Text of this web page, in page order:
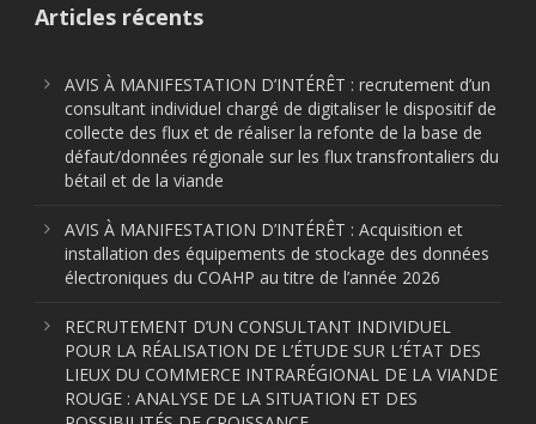
Articles récents
AVIS À MANIFESTATION D’INTÉRÊT : recrutement d’un
consultant individuel chargé de digitaliser le dispositif de
collecte des flux et de réaliser la refonte de la base de
défaut/données régionale sur les flux transfrontaliers du
bétail et de la viande
AVIS À MANIFESTATION D’INTÉRÊT : Acquisition et
installation des équipements de stockage des données
électroniques du COAHP au titre de l’année 2026
RECRUTEMENT D’UN CONSULTANT INDIVIDUEL
POUR LA RÉALISATION DE L’ÉTUDE SUR L’ÉTAT DES
LIEUX DU COMMERCE INTRARÉGIONAL DE LA VIANDE
ROUGE : ANALYSE DE LA SITUATION ET DES